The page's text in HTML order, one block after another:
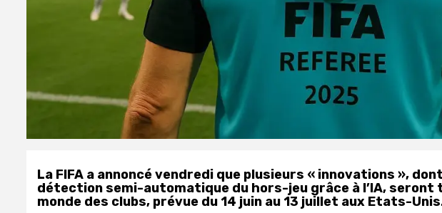
La FIFA a annoncé vendredi que plusieurs « innovations »,
détection semi-automatique du hors-jeu grâce à l’IA, seront
monde des clubs, prévue du 14 juin au 13 juillet aux Etats-